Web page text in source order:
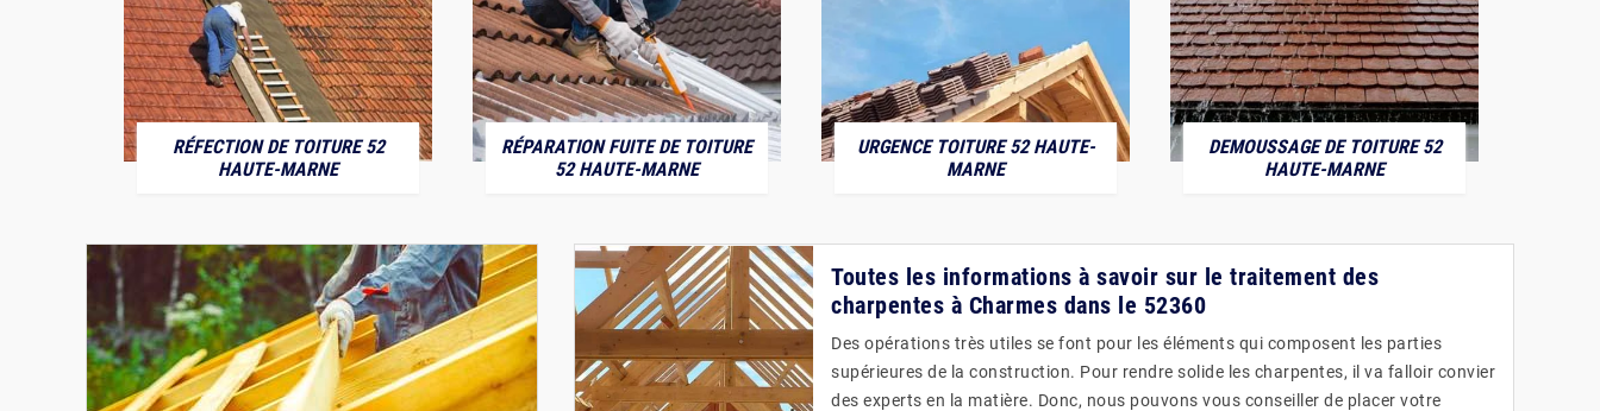
RÉFECTION DE TOITURE 52
HAUTE-MARNE
RÉPARATION FUITE DE TOITURE
52 HAUTE-MARNE
URGENCE TOITURE 52 HAUTE-
MARNE
DEMOUSSAGE DE TOITURE 52
HAUTE-MARNE
Toutes les informations à savoir sur le traitement des
charpentes à Charmes dans le 52360
Des opérations très utiles se font pour les éléments qui composent les parties
supérieures de la construction. Pour rendre solide les charpentes, il va falloir convier
des experts en la matière. Donc, nous pouvons vous conseiller de placer votre